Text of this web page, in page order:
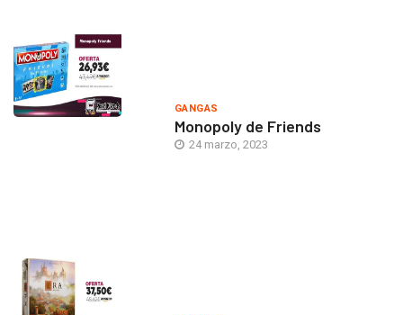
GANGAS
Monopoly de Friends
24 marzo, 2023